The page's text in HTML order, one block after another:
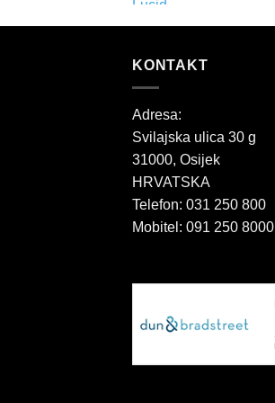
KONTAKT
Adresa:
Svilajska ulica 30 g
31000, Osijek
HRVATSKA
Telefon: 031 250 800
Mobitel: 091 250 8000